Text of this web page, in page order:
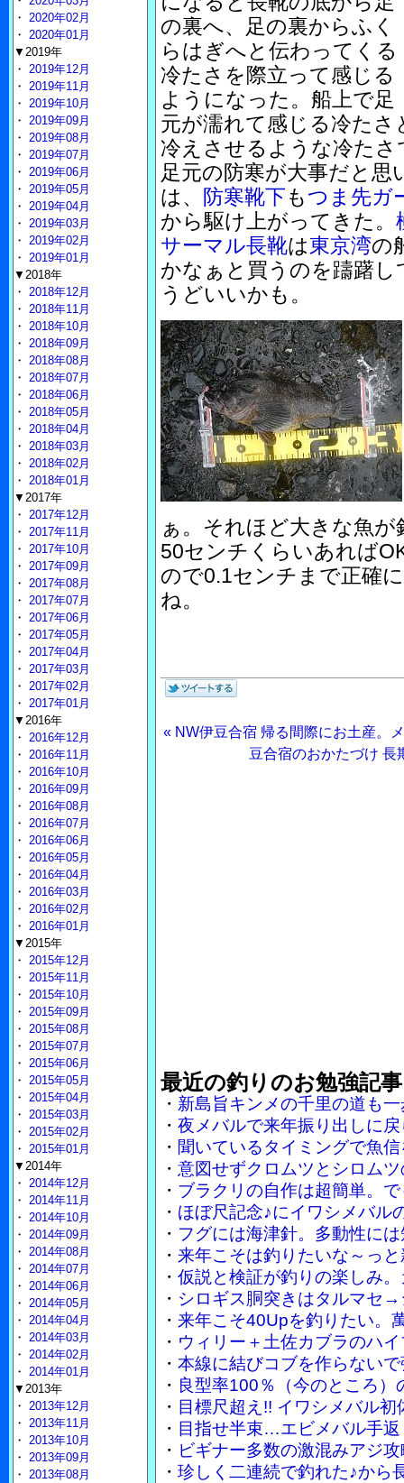
の裏へ、足の裏からふく
らはぎへと伝わってくる
冷たさを際立って感じる
ようになった。船上で足
元が濡れて感じる冷た
冷えさせるような冷た
足元の防寒が大事だと思
は、 防寒靴下もつま先ガ
から駆け上がってきた。
サーマル長靴は東京湾の
かなぁと買うのを躊躇
うどいいかも。
ぁ。それほど大きな魚
50センチくらいあれば
ので0.1センチまで正確
ね。
« NW伊豆合宿 帰る間際にお土産。
豆合宿のおかたづけ 長
最近の釣りのお勉強記事
・ 新島旨キンメの千里の道も
・ 夜メバルで来年振り出しに
・ 聞いているタイミングで魚
・ 意図せずクロムツとシロム
・ ブラクリの自作は超簡単。
・ ほぼ尺記念♪にイワシメバル
・ フグには海津針。多動性に
・ 来年こそは釣りたいな～っ
・ 仮説と検証が釣りの楽しみ
・ シロギス胴突きはタルマセ
・ 来年こそ40Upを釣りたい。
・ ウィリー＋土佐カブラのハ
・ 本線に結びコブを作らない
・ 良型率100％（今のところ
・ 目標尺超え!! イワシメバル
・ 目指せ半束…エビメバル手
・ ビギナー多数の激混みアジ
・ 珍しく二連続で釣れた♪から
・ 2020年02月
・ 2020年01月
▼2019年
・ 2019年12月
・ 2019年11月
・ 2019年10月
・ 2019年09月
・ 2019年08月
・ 2019年07月
・ 2019年06月
・ 2019年05月
・ 2019年04月
・ 2019年03月
・ 2019年02月
・ 2019年01月
▼2018年
・ 2018年12月
・ 2018年11月
・ 2018年10月
・ 2018年09月
・ 2018年08月
・ 2018年07月
・ 2018年06月
・ 2018年05月
・ 2018年04月
・ 2018年03月
・ 2018年02月
・ 2018年01月
▼2017年
・ 2017年12月
・ 2017年11月
・ 2017年10月
・ 2017年09月
・ 2017年08月
・ 2017年07月
・ 2017年06月
・ 2017年05月
・ 2017年04月
・ 2017年03月
・ 2017年02月
・ 2017年01月
▼2016年
・ 2016年12月
・ 2016年11月
・ 2016年10月
・ 2016年09月
・ 2016年08月
・ 2016年07月
・ 2016年06月
・ 2016年05月
・ 2016年04月
・ 2016年03月
・ 2016年02月
・ 2016年01月
▼2015年
・ 2015年12月
・ 2015年11月
・ 2015年10月
・ 2015年09月
・ 2015年08月
・ 2015年07月
・ 2015年06月
・ 2015年05月
・ 2015年04月
・ 2015年03月
・ 2015年02月
・ 2015年01月
▼2014年
・ 2014年12月
・ 2014年11月
・ 2014年10月
・ 2014年09月
・ 2014年08月
・ 2014年07月
・ 2014年06月
・ 2014年05月
・ 2014年04月
・ 2014年03月
・ 2014年02月
・ 2014年01月
▼2013年
・ 2013年12月
・ 2013年11月
・ 2013年10月
・ 2013年09月
・ 2013年08月